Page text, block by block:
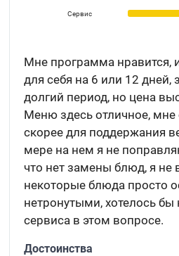
Сервис
Мне программа нравится,
для себя на 6 или 12 дней,
долгий период, но цена
Меню здесь отличное, мне
скорее для поддержания
мере на нем я не
что нет замены блюд, я не
некоторые блюда просто
нетронутыми, хотелось бы
сервиса в этом вопросе.
Достоинства